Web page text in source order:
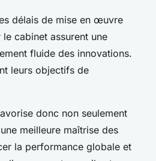
délais de mise en œuvre
cabinet assurent une
fluide des innovations.
leurs objectifs de
donc non seulement
meilleure maîtrise des
la performance globale et